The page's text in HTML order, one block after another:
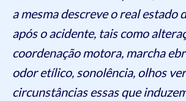
a mesma descreve o real estado
após o acidente, tais como
coordenação motora, marcha
odor etílico, sonolência, olhos
circunstâncias essas que